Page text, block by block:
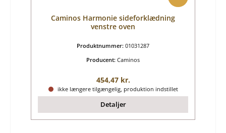
Caminos Harmonie sideforklædning
venstre oven
Produktnummer: 01031287
Producent: Caminos
Almindelig pris:
454,47 kr.
ikke længere tilgængelig, produktion indstillet
Detaljer